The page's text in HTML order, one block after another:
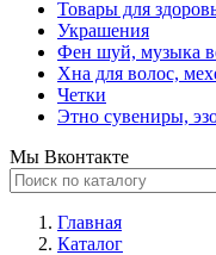
Товары для
Украшения
Фен шуй, музыка
Хна для волос,
Четки
Этно сувениры,
Мы Вконтакте
Главная
Каталог